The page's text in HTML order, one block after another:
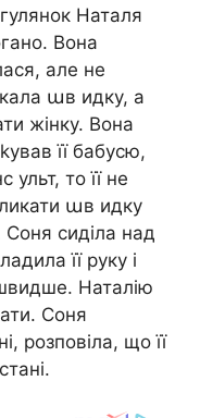
Наталя
Вона
але не
աв идку, а
жінку. Вона
її бабусю,
то її не
աв идку
Соня сиділа над
її руку і
Наталію
Соня
розповіла, що її